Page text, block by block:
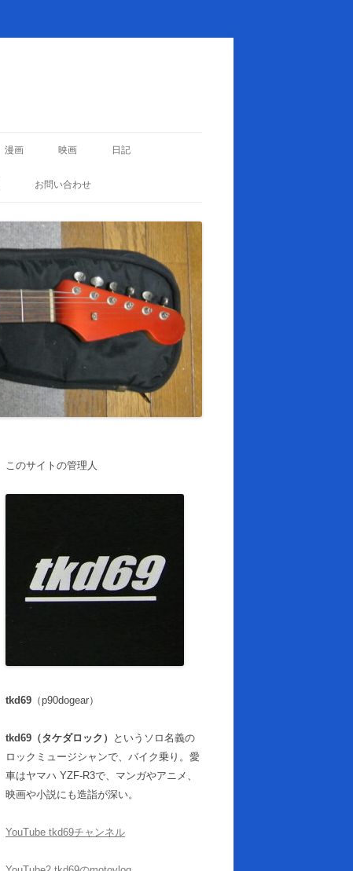
漫画 映画 日記
お問い合わせ
このサイトの管理人
tkd69 （p90dogear）
tkd69（タケダロック）
というソロ名義の
ロックミュージシャンで、バイク乗り。愛
車はヤマハ YZF-R3で、マンガやアニメ、
映画や小説にも造詣が深い。
YouTube tkd69チャンネル